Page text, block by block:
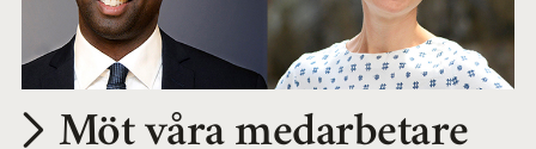
Möt våra medarbetare